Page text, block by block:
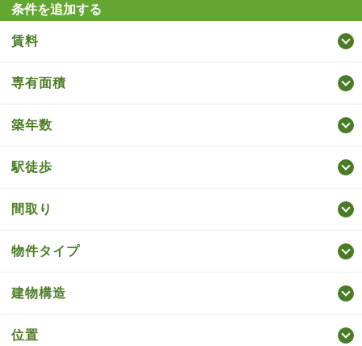
条件を追加する
賃料
専有面積
築年数
駅徒歩
間取り
物件タイプ
建物構造
位置